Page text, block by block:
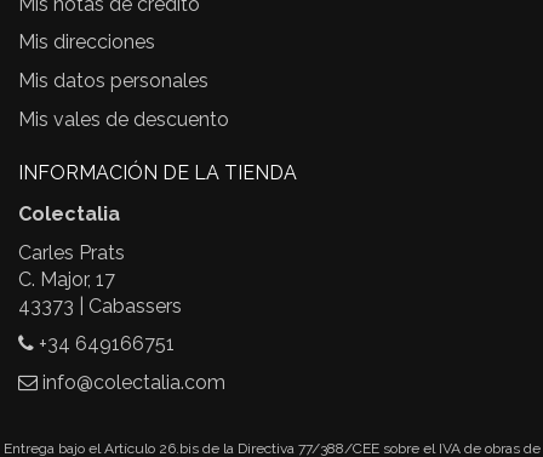
Mis direcciones
Mis datos personales
Mis vales de descuento
INFORMACIÓN DE LA TIENDA
Colectalia
Carles Prats
C. Major, 17
43373 | Cabassers
+34 649166751
info@colectalia.com
Entrega bajo el Artículo 26.bis de la Directiva 77/388/CEE sobre el IVA de obras de